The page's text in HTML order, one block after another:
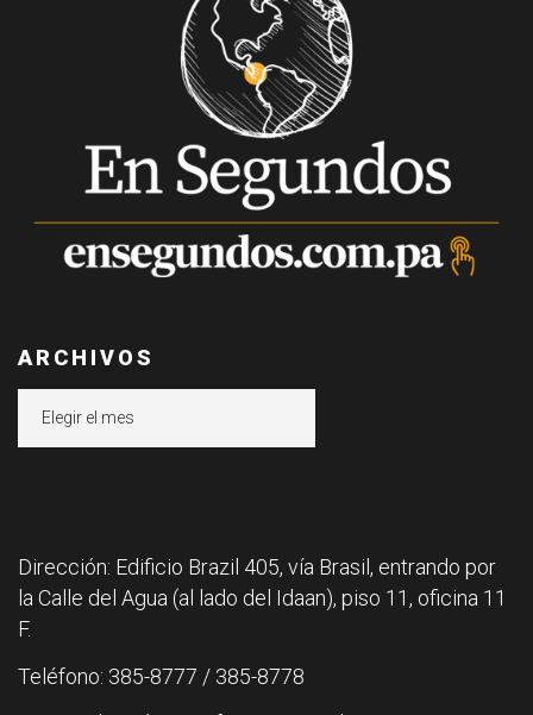
ARCHIVOS
Dirección: Edificio Brazil 405, vía Brasil, entrando por
la Calle del Agua (al lado del Idaan), piso 11, oficina 11
F.
Teléfono: 385-8777 / 385-8778